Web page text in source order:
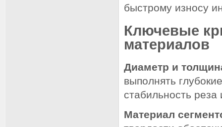
быстрому износу
Ключевые
материалов
Диаметр и
выполнять
стабильность реза
Материал